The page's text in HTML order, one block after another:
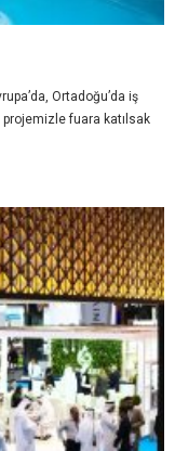
Ortadoğu’da iş
fuara katılsak